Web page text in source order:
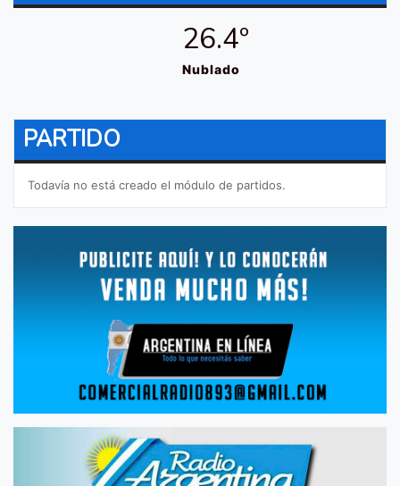
26.4º
Nublado
PARTIDO
Todavía no está creado el módulo de partidos.